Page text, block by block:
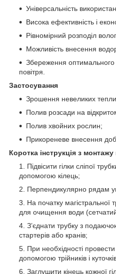
Універсальність
Висока ефективність і
Рівномірний розподіл
Можливість внесення
Збереження оптимального
повітря.
Застосування
Зрошення невеликих
Полив розсади на
Полив хвойних рослин;
Прикореневе внесення
Коротка інструкція з
Підвісити гілки сліпої
допомогою кілець;
Перпендикулярно рядам
На початку магістральної
для очищення води
З’єднати трубку з
стартерів або кранів;
При необхідності
допомогою трійників і
Заглушити кінець кожної